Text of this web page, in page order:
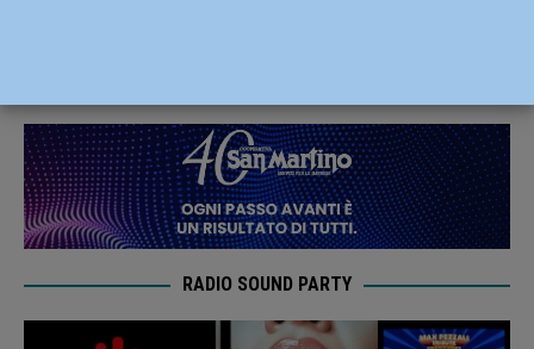
RADIO SOUND PARTY